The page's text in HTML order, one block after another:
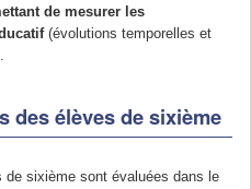
de mesurer les
(évolutions temporelles et
des élèves de sixième
sixième sont évaluées dans le